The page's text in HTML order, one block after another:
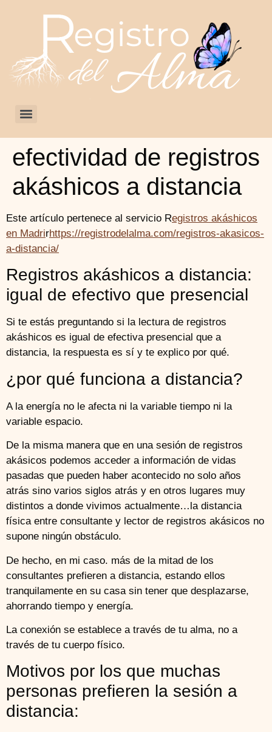
efectividad de registros
akáshicos a distancia
Este artículo pertenece al servicio Registros akáshicos
en Madrirhttps://registrodelalma.com/registros-akasicos-
a-distancia/
Registros akáshicos a distancia:
igual de efectivo que presencial
Si te estás preguntando si la lectura de registros
akáshicos es igual de efectiva presencial que a
distancia, la respuesta es sí y te explico por qué.
¿por qué funciona a distancia?
A la energía no le afecta ni la variable tiempo ni la
variable espacio.
De la misma manera que en una sesión de registros
akásicos podemos acceder a información de vidas
pasadas que pueden haber acontecido no solo años
atrás sino varios siglos atrás y en otros lugares muy
distintos a donde vivimos actualmente…la distancia
física entre consultante y lector de registros akásicos no
supone ningún obstáculo.
De hecho, en mi caso. más de la mitad de los
consultantes prefieren a distancia, estando ellos
tranquilamente en su casa sin tener que desplazarse,
ahorrando tiempo y energía.
La conexión se establece a través de tu alma, no a
través de tu cuerpo físico.
Motivos por los que muchas
personas prefieren la sesión a
distancia: